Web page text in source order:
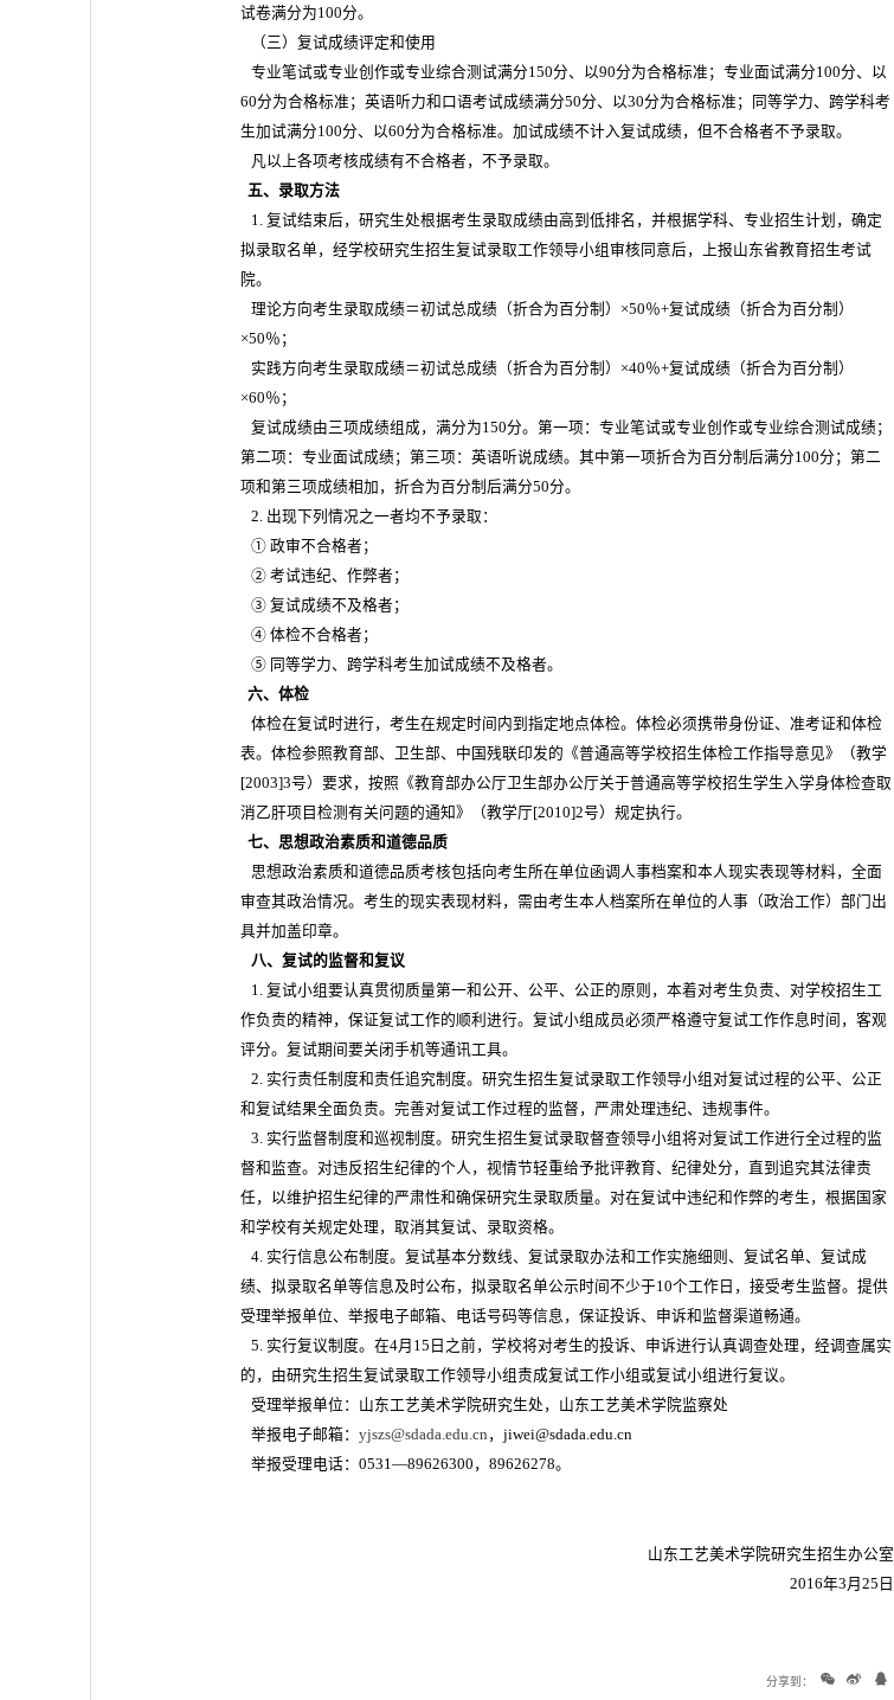
试卷满分为100分。
（三）复试成绩评定和使用
专业笔试或专业创作或专业综合测试满分150分、以90分为合格标准；专业面试满分100分、以
60分为合格标准；英语听力和口语考试成绩满分50分、以30分为合格标准；同等学力、跨学科考
生加试满分100分、以60分为合格标准。加试成绩不计入复试成绩，但不合格者不予录取。
凡以上各项考核成绩有不合格者，不予录取。
五、录取方法
1. 复试结束后，研究生处根据考生录取成绩由高到低排名，并根据学科、专业招生计划，确定
拟录取名单，经学校研究生招生复试录取工作领导小组审核同意后，上报山东省教育招生考试
院。
理论方向考生录取成绩＝初试总成绩（折合为百分制）×50％+复试成绩（折合为百分制）
×50％；
实践方向考生录取成绩＝初试总成绩（折合为百分制）×40％+复试成绩（折合为百分制）
×60％；
复试成绩由三项成绩组成，满分为150分。第一项：专业笔试或专业创作或专业综合测试成绩；
第二项：专业面试成绩；第三项：英语听说成绩。其中第一项折合为百分制后满分100分；第二
项和第三项成绩相加，折合为百分制后满分50分。
2. 出现下列情况之一者均不予录取：
① 政审不合格者；
② 考试违纪、作弊者；
③ 复试成绩不及格者；
④ 体检不合格者；
⑤ 同等学力、跨学科考生加试成绩不及格者。
六、体检
体检在复试时进行，考生在规定时间内到指定地点体检。体检必须携带身份证、准考证和体检
表。体检参照教育部、卫生部、中国残联印发的《普通高等学校招生体检工作指导意见》（教学
[2003]3号）要求，按照《教育部办公厅卫生部办公厅关于普通高等学校招生学生入学身体检查取
消乙肝项目检测有关问题的通知》（教学厅[2010]2号）规定执行。
七、思想政治素质和道德品质
思想政治素质和道德品质考核包括向考生所在单位函调人事档案和本人现实表现等材料，全面
审查其政治情况。考生的现实表现材料，需由考生本人档案所在单位的人事（政治工作）部门出
具并加盖印章。
八、复试的监督和复议
1. 复试小组要认真贯彻质量第一和公开、公平、公正的原则，本着对考生负责、对学校招生工
作负责的精神，保证复试工作的顺利进行。复试小组成员必须严格遵守复试工作作息时间，客观
评分。复试期间要关闭手机等通讯工具。
2. 实行责任制度和责任追究制度。研究生招生复试录取工作领导小组对复试过程的公平、公正
和复试结果全面负责。完善对复试工作过程的监督，严肃处理违纪、违规事件。
3. 实行监督制度和巡视制度。研究生招生复试录取督查领导小组将对复试工作进行全过程的监
督和监查。对违反招生纪律的个人，视情节轻重给予批评教育、纪律处分，直到追究其法律责
任，以维护招生纪律的严肃性和确保研究生录取质量。对在复试中违纪和作弊的考生，根据国家
和学校有关规定处理，取消其复试、录取资格。
4. 实行信息公布制度。复试基本分数线、复试录取办法和工作实施细则、复试名单、复试成
绩、拟录取名单等信息及时公布，拟录取名单公示时间不少于10个工作日，接受考生监督。提供
受理举报单位、举报电子邮箱、电话号码等信息，保证投诉、申诉和监督渠道畅通。
5. 实行复议制度。在4月15日之前，学校将对考生的投诉、申诉进行认真调查处理，经调查属实
的，由研究生招生复试录取工作领导小组责成复试工作小组或复试小组进行复议。
受理举报单位：山东工艺美术学院研究生处，山东工艺美术学院监察处
举报电子邮箱：yjszs@sdada.edu.cn ，jiwei@sdada.edu.cn
举报受理电话：0531—89626300，89626278。
山东工艺美术学院研究生招生办公室
2016年3月25日
分享到：